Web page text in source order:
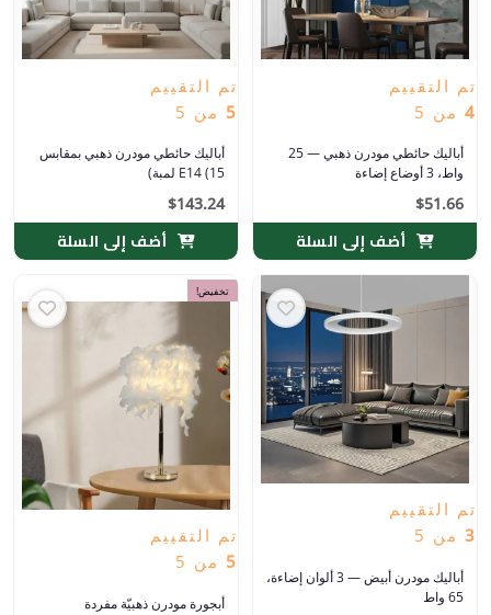
تم التقييم
4 من 5
أباليك حائطي مودرن ذهبي — 25
واط، 3 أوضاع إضاءة
$51.66
أضف إلى السلة
تم التقييم
5 من 5
أباليك حائطي مودرن ذهبي بمقابس
E14 (15 لمبة)
$143.24
أضف إلى السلة
تم التقييم
3 من 5
أباليك مودرن أبيض — 3 ألوان إضاءة،
65 واط
تخفيض!
تم التقييم
5 من 5
أبجورة مودرن ذهبيّة مفردة
الأصليالحالي